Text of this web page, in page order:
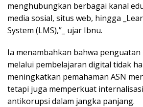
menghubungkan berbagai kanal
media sosial, situs web, hingga
System (LMS),”_ ujar Ibnu.
Ia menambahkan bahwa
melalui pembelajaran digital tidak
meningkatkan pemahaman ASN
tetapi juga memperkuat
antikorupsi dalam jangka panjang.